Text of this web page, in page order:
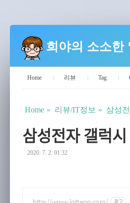
희야의 소소한
Home 리뷰 Tag
Home 리뷰/IT정보 삼성
삼성전자 갤럭
2020. 7. 2. 01:32